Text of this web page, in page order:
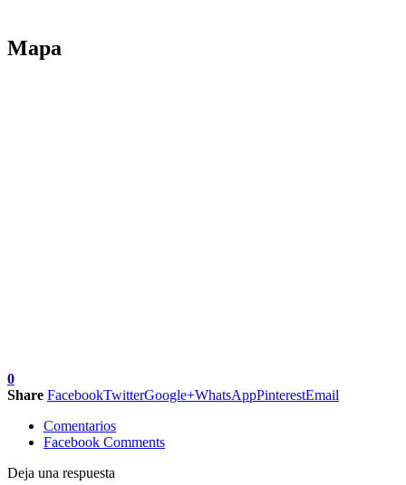
Mapa
0
Share FacebookTwitterGoogle+WhatsAppPinterestEmail
Comentarios
Facebook Comments
Deja una respuesta